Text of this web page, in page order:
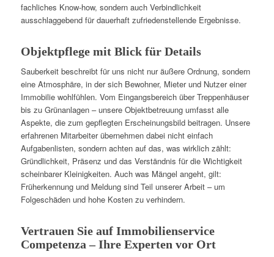
fachliches Know-how, sondern auch Verbindlichkeit
ausschlaggebend für dauerhaft zufriedenstellende Ergebnisse.
Objektpflege mit Blick für Details
Sauberkeit beschreibt für uns nicht nur äußere Ordnung, sondern
eine Atmosphäre, in der sich Bewohner, Mieter und Nutzer einer
Immobilie wohlfühlen. Vom Eingangsbereich über Treppenhäuser
bis zu Grünanlagen – unsere Objektbetreuung umfasst alle
Aspekte, die zum gepflegten Erscheinungsbild beitragen. Unsere
erfahrenen Mitarbeiter übernehmen dabei nicht einfach
Aufgabenlisten, sondern achten auf das, was wirklich zählt:
Gründlichkeit, Präsenz und das Verständnis für die Wichtigkeit
scheinbarer Kleinigkeiten. Auch was Mängel angeht, gilt:
Früherkennung und Meldung sind Teil unserer Arbeit – um
Folgeschäden und hohe Kosten zu verhindern.
Vertrauen Sie auf Immobilienservice
Competenza – Ihre Experten vor Ort